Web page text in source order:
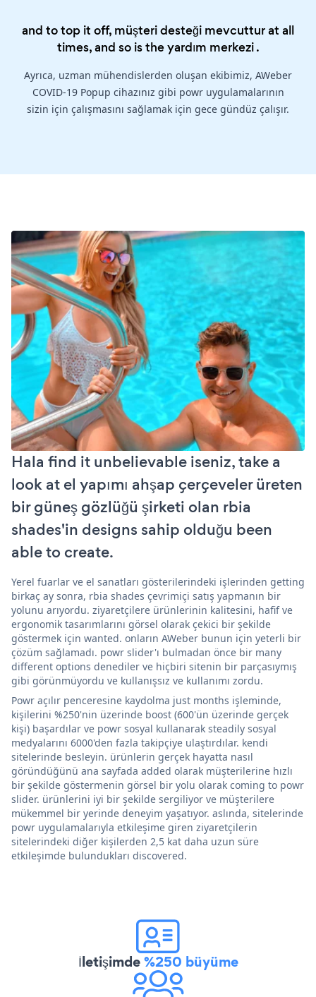
and to top it off, müşteri desteği mevcuttur at all
times, and so is theyardım merkezi.
Ayrıca, uzman mühendislerden oluşan ekibimiz, AWeber
COVID-19 Popup cihazınız gibi powr uygulamalarının
sizin için çalışmasını sağlamak için gece gündüz çalışır.
Hala find it unbelievable iseniz, take a
look at el yapımı ahşap çerçeveler üreten
bir güneş gözlüğü şirketi olan rbia
shades'in designs sahip olduğu been
able to create.
Yerel fuarlar ve el sanatları gösterilerindeki işlerinden getting
birkaç ay sonra, rbia shades çevrimiçi satış yapmanın bir
yolunu arıyordu. ziyaretçilere ürünlerinin kalitesini, hafif ve
ergonomik tasarımlarını görsel olarak çekici bir şekilde
göstermek için wanted. onların AWeber bunun için yeterli bir
çözüm sağlamadı. powr slider'ı bulmadan önce bir many
different options denediler ve hiçbiri sitenin bir parçasıymış
gibi görünmüyordu ve kullanışsız ve kullanımı zordu.
Powr açılır penceresine kaydolma just months işleminde,
kişilerini %250'nin üzerinde boost (600'ün üzerinde gerçek
kişi) başardılar ve powr sosyal kullanarak steadily sosyal
medyalarını 6000'den fazla takipçiye ulaştırdılar. kendi
sitelerinde besleyin. ürünlerin gerçek hayatta nasıl
göründüğünü ana sayfada added olarak müşterilerine hızlı
bir şekilde göstermenin görsel bir yolu olarak coming to powr
slider. ürünlerini iyi bir şekilde sergiliyor ve müşterilere
mükemmel bir yerinde deneyim yaşatıyor. aslında, sitelerinde
powr uygulamalarıyla etkileşime giren ziyaretçilerin
sitelerindeki diğer kişilerden 2,5 kat daha uzun süre
etkileşimde bulundukları discovered.
İletişimde%250 büyüme